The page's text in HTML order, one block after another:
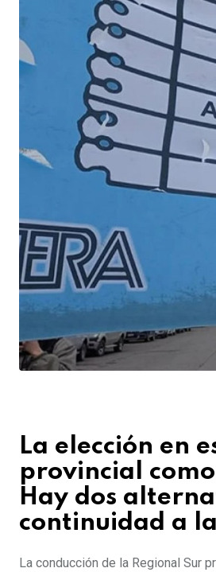
La elección en
provincial
Hay dos
continuidad a
La conducción de la Regional Sur